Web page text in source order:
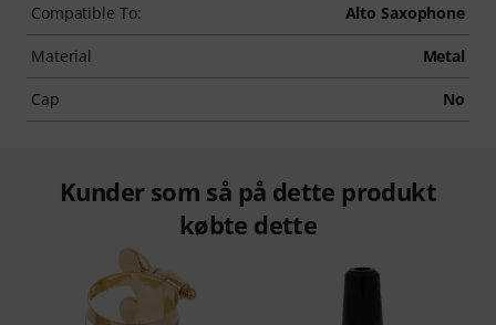
Compatible To: Alto Saxophone
Material Metal
Cap No
Kunder som så på dette produkt
købte dette